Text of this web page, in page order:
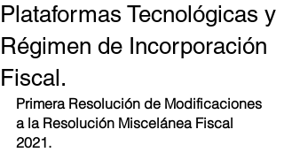
Plataformas Tecnológicas y
Régimen de Incorporación
Fiscal.
Primera Resolución de Modificaciones
a la Resolución Miscelánea Fiscal
2021.